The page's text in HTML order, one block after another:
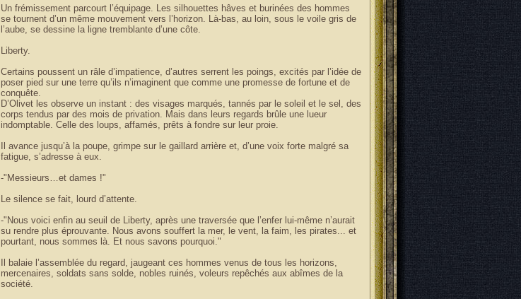
Un frémissement parcourt l’équipage. Les silhouettes hâves et burinées des hommes
se tournent d’un même mouvement vers l’horizon. Là-bas, au loin, sous le voile gris de
l’aube, se dessine la ligne tremblante d’une côte.
Liberty.
Certains poussent un râle d’impatience, d’autres serrent les poings, excités par l’idée de
poser pied sur une terre qu’ils n’imaginent que comme une promesse de fortune et de
conquête.
D’Olivet les observe un instant : des visages marqués, tannés par le soleil et le sel, des
corps tendus par des mois de privation. Mais dans leurs regards brûle une lueur
indomptable. Celle des loups, affamés, prêts à fondre sur leur proie.
Il avance jusqu’à la poupe, grimpe sur le gaillard arrière et, d’une voix forte malgré sa
fatigue, s’adresse à eux.
-"Messieurs…et dames !"
Le silence se fait, lourd d’attente.
-"Nous voici enfin au seuil de Liberty, après une traversée que l’enfer lui-même n’aurait
su rendre plus éprouvante. Nous avons souffert la mer, le vent, la faim, les pirates... et
pourtant, nous sommes là. Et nous savons pourquoi."
Il balaie l’assemblée du regard, jaugeant ces hommes venus de tous les horizons,
mercenaires, soldats sans solde, nobles ruinés, voleurs repêchés aux abîmes de la
société.